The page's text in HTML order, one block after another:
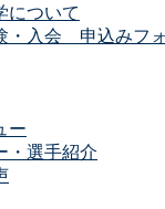
について
・入会 申込みフ
ー
・選手紹介